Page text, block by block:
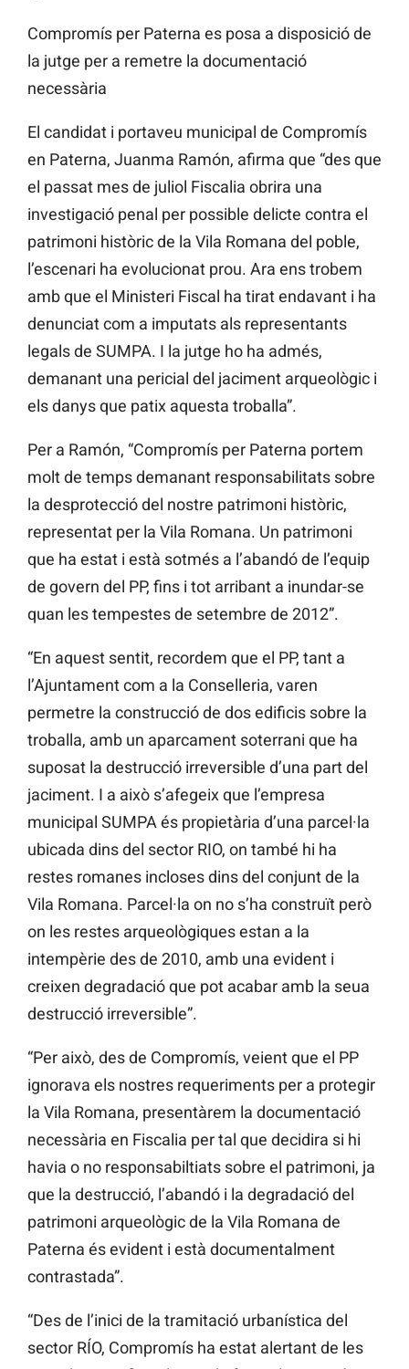
Compromís per Paterna es posa a disposició de
la jutge per a remetre la documentació
necessària
El candidat i portaveu municipal de Compromís
en Paterna, Juanma Ramón, afirma que “des que
el passat mes de juliol Fiscalia obrira una
investigació penal per possible delicte contra el
patrimoni històric de la Vila Romana del poble,
l’escenari ha evolucionat prou. Ara ens trobem
amb que el Ministeri Fiscal ha tirat endavant i ha
denunciat com a imputats als representants
legals de SUMPA. I la jutge ho ha admés,
demanant una pericial del jaciment arqueològic i
els danys que patix aquesta troballa”.
Per a Ramón, “Compromís per Paterna portem
molt de temps demanant responsabilitats sobre
la desprotecció del nostre patrimoni històric,
representat per la Vila Romana. Un patrimoni
que ha estat i està sotmés a l’abandó de l’equip
de govern del PP, fins i tot arribant a inundar-se
quan les tempestes de setembre de 2012”.
“En aquest sentit, recordem que el PP, tant a
l’Ajuntament com a la Conselleria, varen
permetre la construcció de dos edificis sobre la
troballa, amb un aparcament soterrani que ha
suposat la destrucció irreversible d’una part del
jaciment. I a això s’afegeix que l’empresa
municipal SUMPA és propietària d’una parcel·la
ubicada dins del sector RIO, on també hi ha
restes romanes incloses dins del conjunt de la
Vila Romana. Parcel·la on no s’ha construït però
on les restes arqueològiques estan a la
intempèrie des de 2010, amb una evident i
creixen degradació que pot acabar amb la seua
destrucció irreversible”.
“Per això, des de Compromís, veient que el PP
ignorava els nostres requeriments per a protegir
la Vila Romana, presentàrem la documentació
necessària en Fiscalia per tal que decidira si hi
havia o no responsabiltiats sobre el patrimoni, ja
que la destrucció, l’abandó i la degradació del
patrimoni arqueològic de la Vila Romana de
Paterna és evident i està documentalment
contrastada”.
“Des de l’inici de la tramitació urbanística del
sector RÍO, Compromís ha estat alertant de les